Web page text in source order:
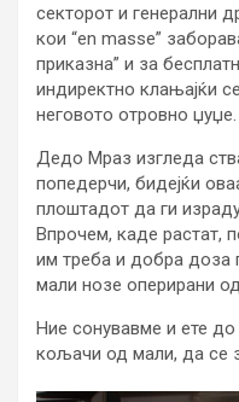
секторот и генерални
кои “en masse”
приказна” и за
индиректно клањајќи
неговото отровно џуџе.
Дедо Мраз изгледа
попедерчи, бидејќи
плоштадот да ги
Впрочем, каде растат,
им треба и добра доза
мали нозе оперирани од
Ние сонувавме и ете до
кољачи од мали, да се